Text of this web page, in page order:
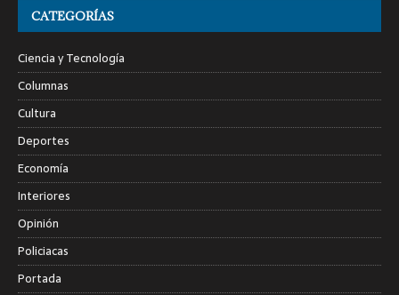
CATEGORÍAS
Ciencia y Tecnología
Columnas
Cultura
Deportes
Economía
Interiores
Opinión
Policiacas
Portada